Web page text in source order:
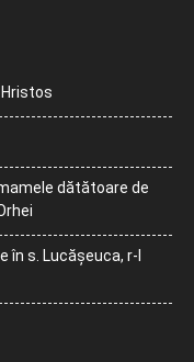
dătătoare de
în s. Lucășeuca, r-l